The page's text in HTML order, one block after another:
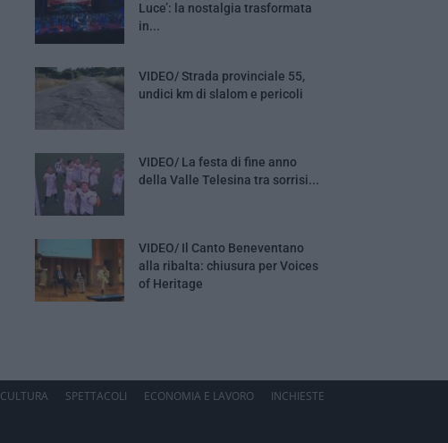
Luce’: la nostalgia trasformata
in...
VIDEO/ Strada provinciale 55,
undici km di slalom e pericoli
VIDEO/ La festa di fine anno
della Valle Telesina tra sorrisi...
VIDEO/ Il Canto Beneventano
alla ribalta: chiusura per Voices
of Heritage
CULTURA SPETTACOLI ECONOMIA E LAVORO INCHIESTE